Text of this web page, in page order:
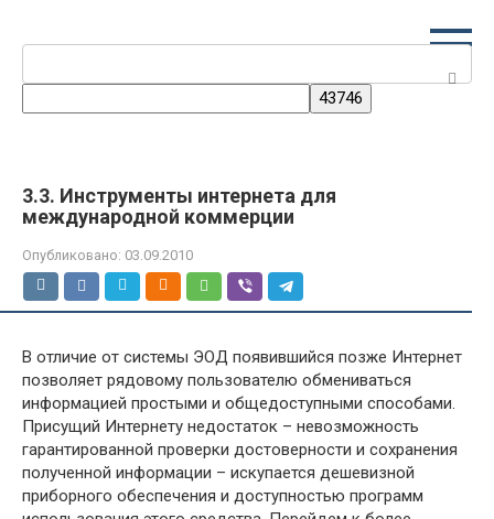
3.3. Инструменты интернета для
международной коммерции
Опубликовано: 03.09.2010
В отличие от системы ЭОД появившийся позже Интернет
позволяет рядовому пользователю обмениваться
информацией простыми и общедоступными способами.
Присущий Интернету недостаток – невозможность
гарантированной проверки достоверности и сохранения
полученной информации – искупается дешевизной
приборного обеспечения и доступностью программ